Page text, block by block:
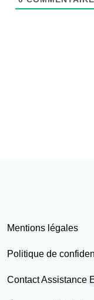
Mentions légales
Politique de
Contact Assistance